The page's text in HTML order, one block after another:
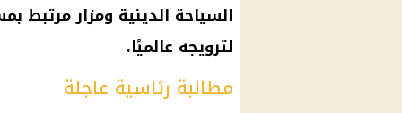
السياحة الدينية ومزار مرتبط
لترويجه عالميًا.
مطالبة رئاسية عاجلة